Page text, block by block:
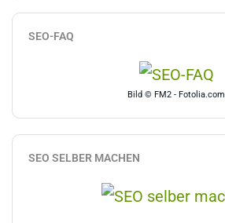
SEO-FAQ
Bild © FM2 - Fotolia.com
SEO SELBER MACHEN